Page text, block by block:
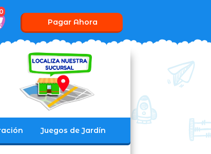
0
Pagar Ahora
Juegos de Jardín